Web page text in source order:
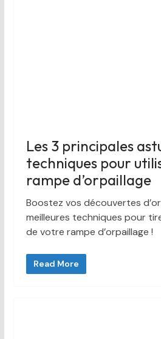
Les 3 principales
techniques pour
rampe d’orpaillage
Boostez vos découvertes
meilleures techniques pour
de votre rampe d’orpaillage !
Read More